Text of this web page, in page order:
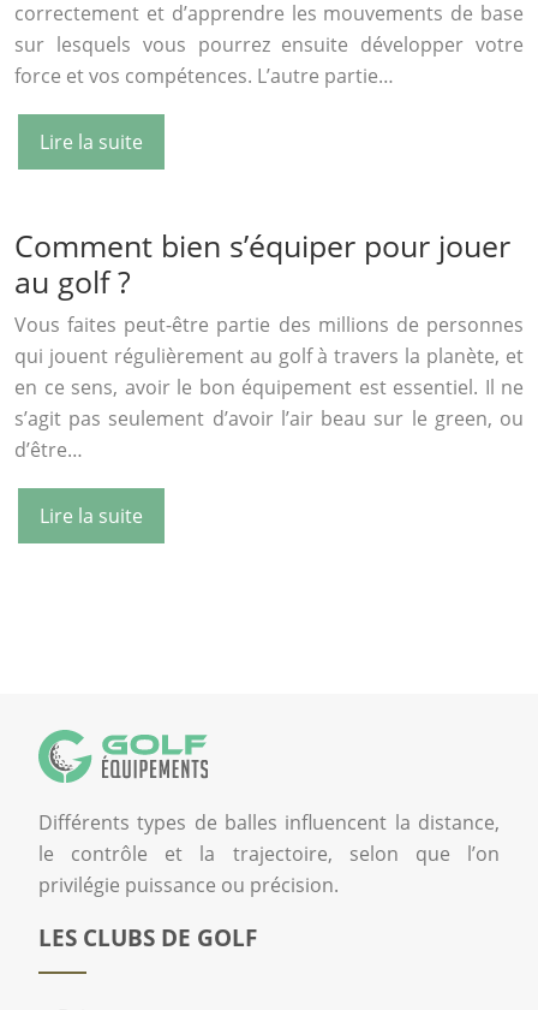
correctement et d’apprendre les mouvements de base
sur lesquels vous pourrez ensuite développer votre
force et vos compétences. L’autre partie…
Lire la suite
Comment bien s’équiper pour jouer
au golf ?
Vous faites peut-être partie des millions de personnes
qui jouent régulièrement au golf à travers la planète, et
en ce sens, avoir le bon équipement est essentiel. Il ne
s’agit pas seulement d’avoir l’air beau sur le green, ou
d’être…
Lire la suite
Différents types de balles influencent la distance,
le contrôle et la trajectoire, selon que l’on
privilégie puissance ou précision.
LES CLUBS DE GOLF